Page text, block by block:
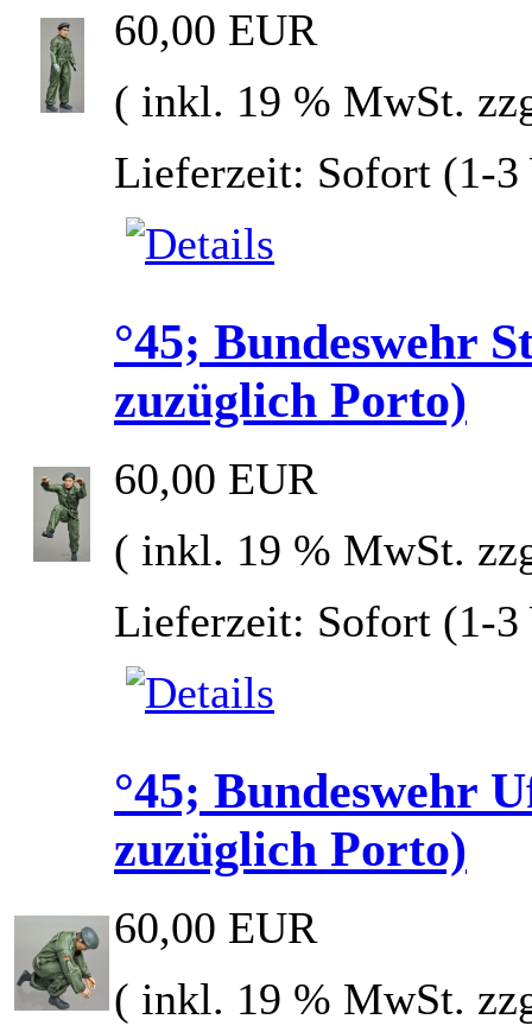
60,00 EUR
( inkl. 19 % MwSt.
Lieferzeit: Sofort (1-3
°45; Bundeswehr
zuzüglich Porto)
60,00 EUR
( inkl. 19 % MwSt.
Lieferzeit: Sofort (1-3
°45; Bundeswehr
zuzüglich Porto)
60,00 EUR
( inkl. 19 % MwSt.